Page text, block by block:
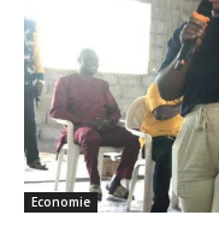
Economie